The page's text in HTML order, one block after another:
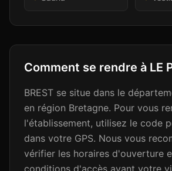
Comment se rendre à LE
BREST se situe dans le
en région Bretagne. Pour vous
l'établissement, utilisez le code
dans votre GPS. Nous vous
vérifier les horaires d'ouverture
conditions d'accès avant votre